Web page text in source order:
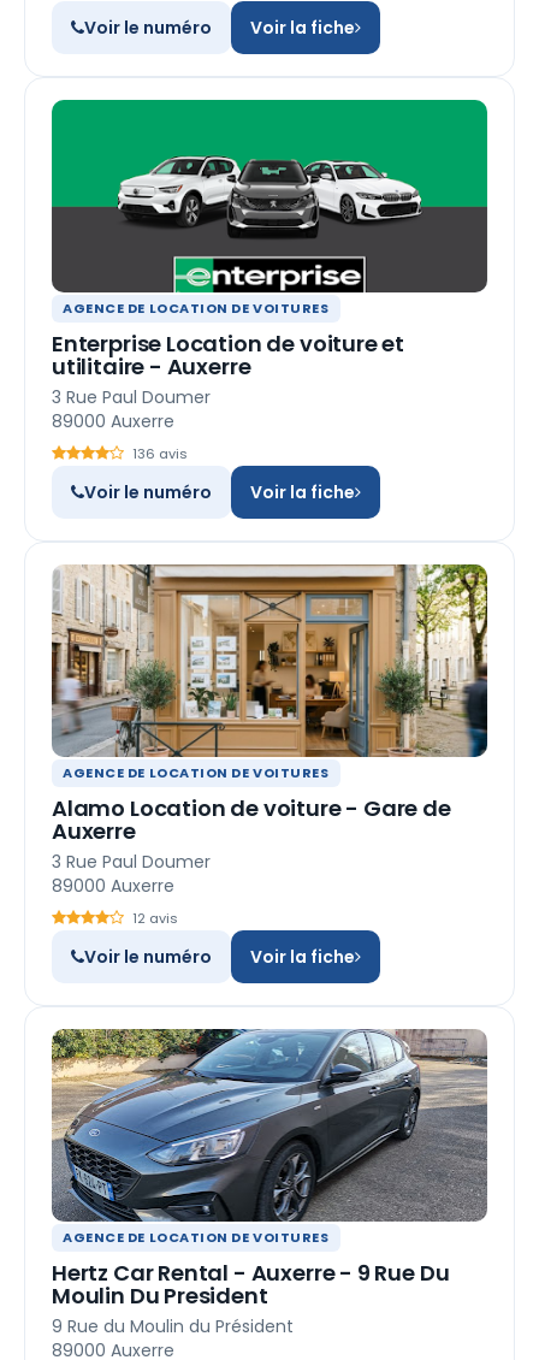
Voir le numéro Voir la fiche
AGENCE DE LOCATION DE VOITURES
Enterprise Location de voiture et
utilitaire - Auxerre
3 Rue Paul Doumer
89000 Auxerre
136 avis
Voir le numéro Voir la fiche
AGENCE DE LOCATION DE VOITURES
Alamo Location de voiture - Gare de
Auxerre
3 Rue Paul Doumer
89000 Auxerre
12 avis
Voir le numéro Voir la fiche
AGENCE DE LOCATION DE VOITURES
Hertz Car Rental - Auxerre - 9 Rue Du
Moulin Du President
9 Rue du Moulin du Président
89000 Auxerre